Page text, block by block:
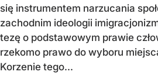
się instrumentem narzucania
zachodnim ideologii
tezę o podstawowym prawie
rzekomo prawo do wyboru
Korzenie tego...